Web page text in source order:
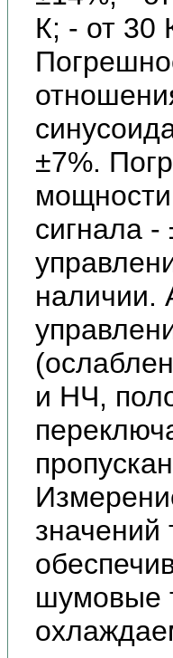
К; - от
±7%.
сигнала
наличии.
и НЧ,
значений
шумовые